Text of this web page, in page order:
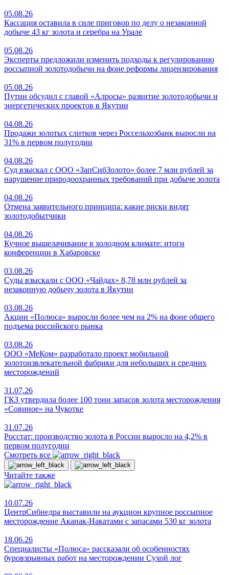
05.08.26
Кассация оставила в силе приговор по делу о незаконной
добыче 43 кг золота и серебра на Урале
05.08.26
Эксперты предложили изменить подходы к регулированию
россыпной золотодобычи на фоне реформы лицензирования
05.08.26
Путин обсудил с главой «Алросы» развитие золотодобычи и
энергетических проектов в Якутии
04.08.26
Продажи золотых слитков через Россельхозбанк выросли на
31% в первом полугодии
04.08.26
Суд взыскал с ООО «ЗапСибЗолото» более 7 млн рублей за
нарушение природоохранных требований при добыче золота
04.08.26
Отмена заявительного принципа: какие риски видят
золотодобытчики
04.08.26
Кучное выщелачивание в холодном климате: итоги
конференции в Хабаровске
03.08.26
Суды взыскали с ООО «Чайдах» 8,78 млн рублей за
незаконную добычу золота в Якутии
03.08.26
Акции «Полюса» выросли более чем на 2% на фоне общего
подъема российского рынка
03.08.26
ООО «МеКом» разработало проект мобильной
золотоизвлекательной фабрики для небольших и средних
месторождений
31.07.26
ГКЗ утвердила более 100 тонн запасов золота месторождения
«Совиное» на Чукотке
31.07.26
Росстат: производство золота в России выросло на 4,2% в
первом полугодии
Смотреть все
Читайте также
10.07.26
ЦентрСибнедра выставили на аукцион крупное россыпное
месторождение Аканак-Накатами с запасами 530 кг золота
18.06.26
Специалисты «Полюса» рассказали об особенностях
буровзрывных работ на месторождении Сухой лог